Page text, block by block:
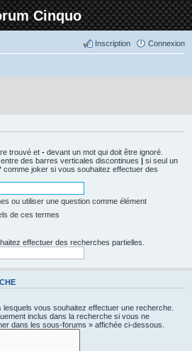
Cinquo
Connexion
Inscription
trouvé et - devant un mot qui doit être ignoré.
des barres verticales discontinues | si seul un
joker si vous souhaitez effectuer des
ou utiliser une question comme élément
de ces termes
effectuer des recherches partielles.
vous souhaitez effectuer une recherche.
inclus dans la recherche si vous ne
dans les sous-forums » affichée ci-dessous.